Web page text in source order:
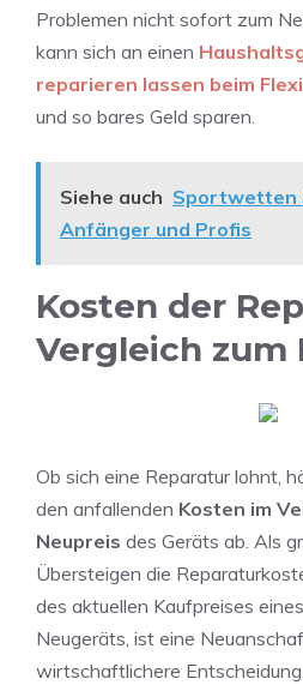
Problemen nicht sofort zum
kann sich an einen
reparieren lassen beim
und so bares Geld sparen.
Siehe auch Sportwetten
Anfänger und Profis
Kosten der
Vergleich zum
Ob sich eine Reparatur lohnt,
den anfallenden Kosten im
Neupreis des Geräts ab. Als
Übersteigen die
des aktuellen Kaufpreises
Neugeräts, ist eine
wirtschaftlichere